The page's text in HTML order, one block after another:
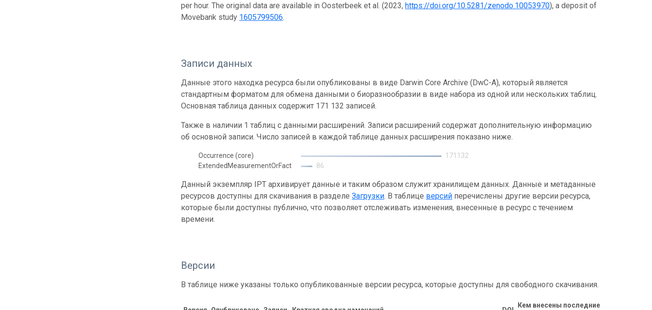
per hour. The original data are available in Oosterbeek et al. (2023,https://doi.org/10.5281/zenodo.10053970), a deposit of
Movebank study 1605799506.
Записи данных
Данные этого находка ресурса были опубликованы в виде Darwin Core Archive (DwC-A), который является
стандартным форматом для обмена данными о биоразнообразии в виде набора из одной или нескольких таблиц.
Основная таблица данных содержит 171 132 записей.
Также в наличии 1 таблиц с данными расширений. Записи расширений содержат дополнительную информацию
об основной записи. Число записей в каждой таблице данных расширения показано ниже.
Occurrence (core)
171132
ExtendedMeasurementOrFact
86
Данный экземпляр IPT архивирует данные и таким образом служит хранилищем данных. Данные и метаданные
ресурсов доступны для скачивания в разделеЗагрузки. В таблице версий перечислены другие версии ресурса,
которые были доступны публично, что позволяет отслеживать изменения, внесенные в ресурс с течением
времени.
Версии
В таблице ниже указаны только опубликованные версии ресурса, которые доступны для свободного скачивания.
Кем внесены последние